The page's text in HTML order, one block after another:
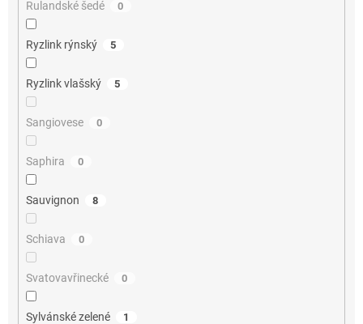
Rulandské šedé 0
Ryzlink rýnský 5
Ryzlink vlašský 5
Sangiovese 0
Saphira 0
Sauvignon 8
Schiava 0
Svatovavřinecké 0
Sylvánské zelené 1